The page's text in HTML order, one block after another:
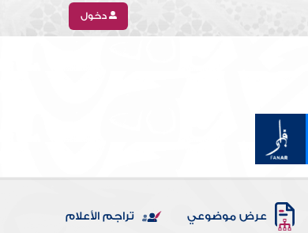
دخول
عرض موضوعي تراجم الأعلام